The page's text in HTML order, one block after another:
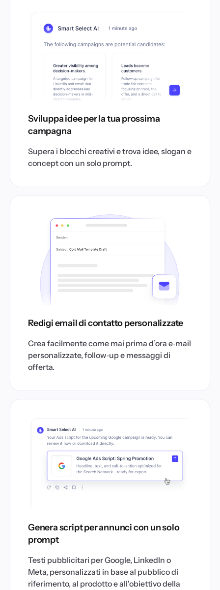
Sviluppa idee per la tua prossima
campagna
Supera i blocchi creativi e trova idee, slogan e
concept con un solo prompt.
Redigi email di contatto personalizzate
Crea facilmente come mai prima d’ora e‑mail
personalizzate, follow‑up e messaggi di
offerta.
Genera script per annunci con un solo
prompt
Testi pubblicitari per Google, LinkedIn o
Meta, personalizzati in base al pubblico di
riferimento, al prodotto e all'obiettivo della